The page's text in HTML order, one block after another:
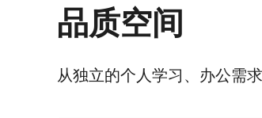
品质空间
从独立的个人学习、办公需